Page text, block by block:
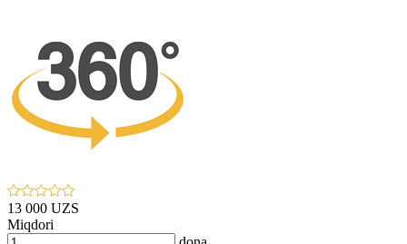
13 000 UZS
Miqdori